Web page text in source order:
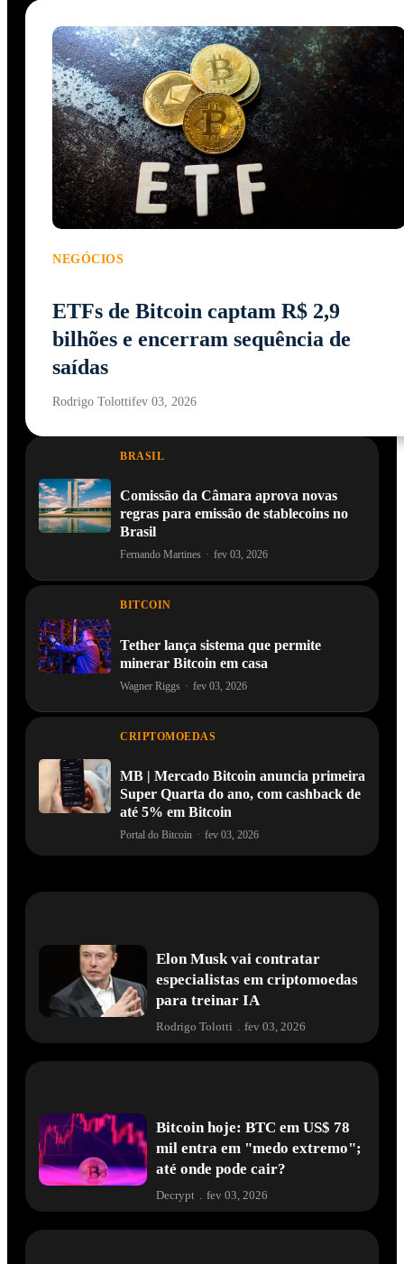
NEGÓCIOS
ETFs de Bitcoin captam R$ 2,9
bilhões e encerram sequência de
saídas
Rodrigo Tolottifev 03, 2026
BRASIL
Comissão da Câmara aprova novas
regras para emissão de stablecoins no
Brasil
Fernando Martines · fev 03, 2026
BITCOIN
Tether lança sistema que permite
minerar Bitcoin em casa
Wagner Riggs · fev 03, 2026
CRIPTOMOEDAS
MB | Mercado Bitcoin anuncia primeira
Super Quarta do ano, com cashback de
até 5% em Bitcoin
Portal do Bitcoin · fev 03, 2026
Elon Musk vai contratar
especialistas em criptomoedas
para treinar IA
Rodrigo Tolotti fev 03, 2026
Bitcoin hoje: BTC em US$ 78
mil entra em "medo extremo";
até onde pode cair?
Decrypt . fev 03, 2026